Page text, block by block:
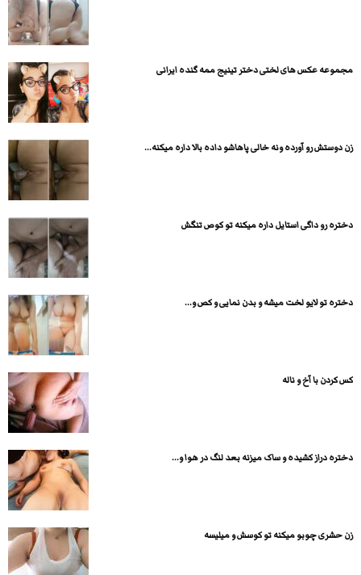
مجموعه عکس های لختی دختر تینیج ممه گنده ایرانی
زن دوستش رو آورده ونه خالی پاهاشو داده بالا داره میکنه...
دختره رو داگی استایل داره میکنه تو کوص تنگش
دختره تو لایو لخت میشه و بدن نمایی و کص و...
کس کردن با آخ و ناله
دختره دراز کشیده و ساک میزنه بعد لنگ در هوا و...
زن حشری چوبو میکنه تو کوسش و میلیسه